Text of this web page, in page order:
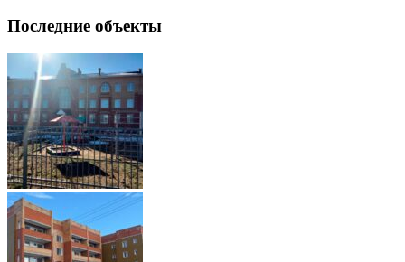
Последние объекты